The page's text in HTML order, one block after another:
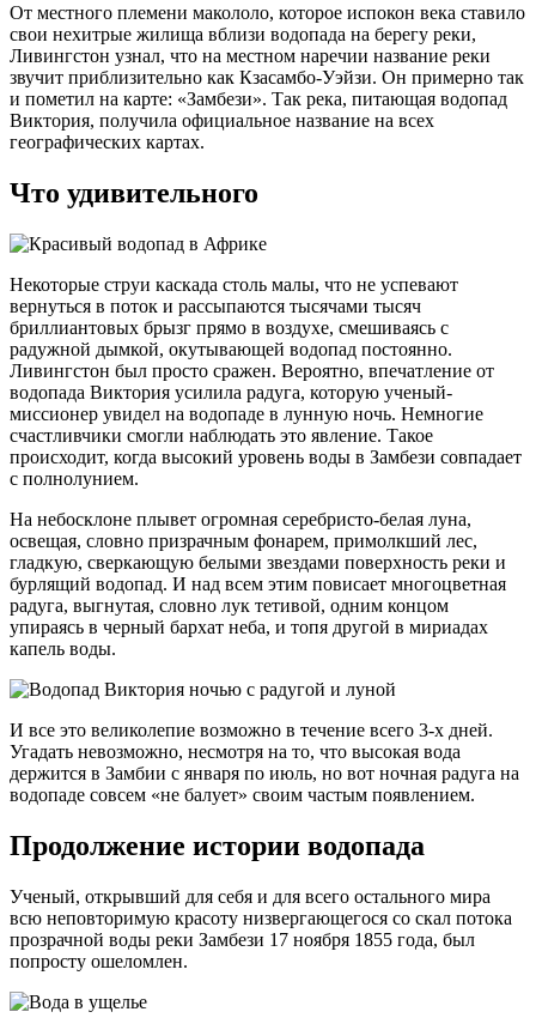
От местного племени макололо, которое испокон века ставило
свои нехитрые жилища вблизи водопада на берегу реки,
Ливингстон узнал, что на местном наречии название реки
звучит приблизительно как Кзасамбо-Уэйзи. Он примерно так
и пометил на карте: «Замбези». Так река, питающая водопад
Виктория, получила официальное название на всех
географических картах.
Что удивительного
Некоторые струи каскада столь малы, что не успевают
вернуться в поток и рассыпаются тысячами тысяч
бриллиантовых брызг прямо в воздухе, смешиваясь с
радужной дымкой, окутывающей водопад постоянно.
Ливингстон был просто сражен. Вероятно, впечатление от
водопада Виктория усилила радуга, которую ученый-
миссионер увидел на водопаде в лунную ночь. Немногие
счастливчики смогли наблюдать это явление. Такое
происходит, когда высокий уровень воды в Замбези совпадает
с полнолунием.
На небосклоне плывет огромная серебристо-белая луна,
освещая, словно призрачным фонарем, примолкший лес,
гладкую, сверкающую белыми звездами поверхность реки и
бурлящий водопад. И над всем этим повисает многоцветная
радуга, выгнутая, словно лук тетивой, одним концом
упираясь в черный бархат неба, и топя другой в мириадах
капель воды.
И все это великолепие возможно в течение всего 3-х дней.
Угадать невозможно, несмотря на то, что высокая вода
держится в Замбии с января по июль, но вот ночная радуга на
водопаде совсем «не балует» своим частым появлением.
Продолжение истории водопада
Ученый, открывший для себя и для всего остального мира
всю неповторимую красоту низвергающегося со скал потока
прозрачной воды реки Замбези 17 ноября 1855 года, был
попросту ошеломлен.